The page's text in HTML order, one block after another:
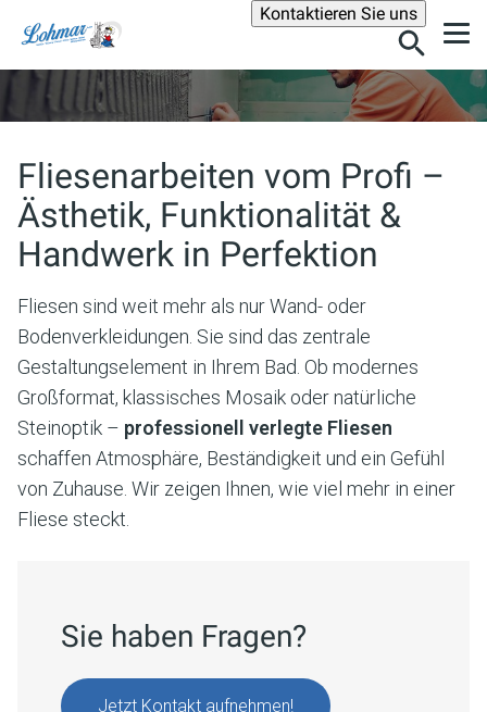
Kontaktieren Sie unsSuche
Fliesenarbeiten vom Profi –
Ästhetik, Funktionalität &
Handwerk in Perfektion
Fliesen sind weit mehr als nur Wand- oder
Bodenverkleidungen. Sie sind das zentrale
Gestaltungselement in Ihrem Bad. Ob modernes
Großformat, klassisches Mosaik oder natürliche
Steinoptik – professionell verlegte Fliesen
schaffen Atmosphäre, Beständigkeit und ein Gefühl
von Zuhause. Wir zeigen Ihnen, wie viel mehr in einer
Fliese steckt.
Sie haben Fragen?
Jetzt Kontakt aufnehmen!